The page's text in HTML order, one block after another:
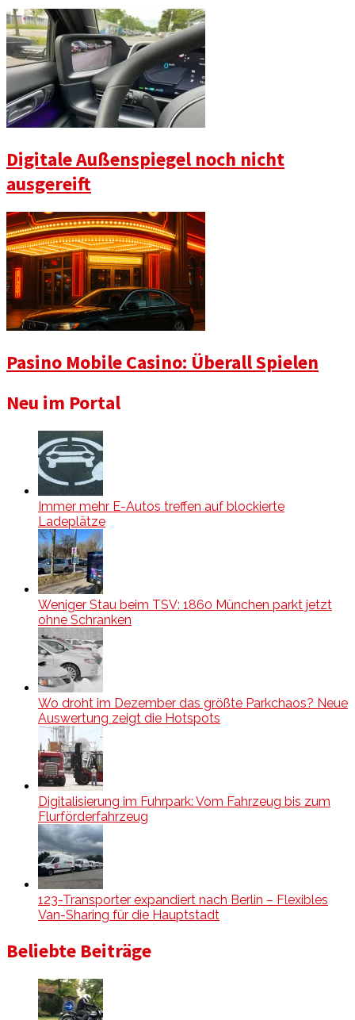
Digitale Außenspiegel noch nicht
ausgereift
Pasino Mobile Casino: Überall Spielen
Neu im Portal
Immer mehr E-Autos treffen auf blockierte
Ladeplätze
Weniger Stau beim TSV: 1860 München parkt jetzt
ohne Schranken
Wo droht im Dezember das größte Parkchaos? Neue
Auswertung zeigt die Hotspots
Digitalisierung im Fuhrpark: Vom Fahrzeug bis zum
Flurförderfahrzeug
123-Transporter expandiert nach Berlin – Flexibles
Van-Sharing für die Hauptstadt
Beliebte Beiträge